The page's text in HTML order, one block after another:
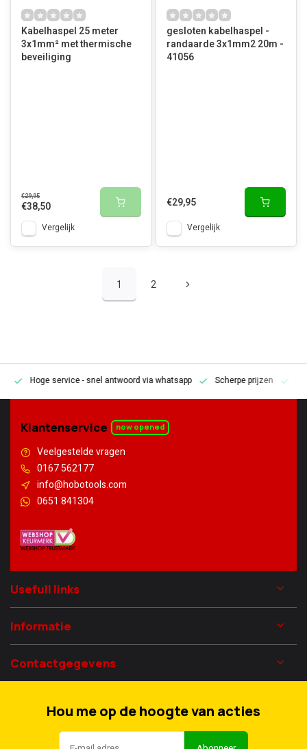
Kabelhaspel 25 meter
3x1mm² met thermische
beveiliging
€29,95
€38,50
Vergelijk
gesloten kabelhaspel -
randaarde 3x1mm2 20m -
41056
€29,95
Vergelijk
1 2
Hoge service- snel antwoord via whatsapp Scherpe prijzen
Klantenservice now opened
Veelgestelde vragen
0167 562177
info@hobotools.com
0651 841304
Usefull links
Informatie
Contactgegevens
Hou me op de hoogte van acties